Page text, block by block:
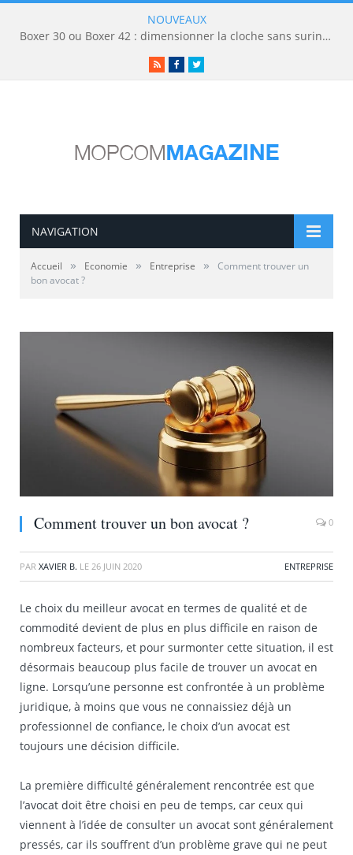
NOUVEAUX
Boxer 30 ou Boxer 42 : dimensionner la cloche sans surinvestir
RSSFacebookTwitter
NAVIGATION
Accueil » Economie » Entreprise »
Comment trouver un
bon avocat ?
Comment trouver un bon avocat ? 0
PAR XAVIER B. LE 26 JUIN 2020 ENTREPRISE
Le choix du meilleur avocat en termes de qualité et de
commodité devient de plus en plus difficile en raison de
nombreux facteurs, et pour surmonter cette situation, il est
désormais beaucoup plus facile de trouver un avocat en
ligne. Lorsqu’une personne est confrontée à un problème
juridique, à moins que vous ne connaissiez déjà un
professionnel de confiance, le choix d’un avocat est
toujours une décision difficile.
La première difficulté généralement rencontrée est que
l’avocat doit être choisi en peu de temps, car ceux qui
viennent à l’idée de consulter un avocat sont généralement
pressés, car ils souffrent d’un problème grave qui ne peut